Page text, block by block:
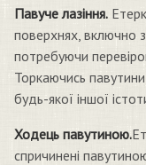
Павуче лазіння.
поверхнях, включно
потребуючи
Торкаючись
будь-якої іншої
Ходець павутиною.
спричинені